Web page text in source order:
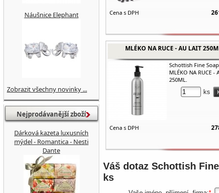
Cena s DPH
MLÉKO NA RUCE - AU LAIT
Schottish Fine
MLÉKO NA RUCE -
250ML.
ks
Cena s DPH
Váš dotaz Schottish
ks
Náušnice Elephant
Zobrazit všechny novinky ...
Nejprodávanější zboží
Dárková kazeta luxusních
mýdel - Romantica - Nesti
Dante